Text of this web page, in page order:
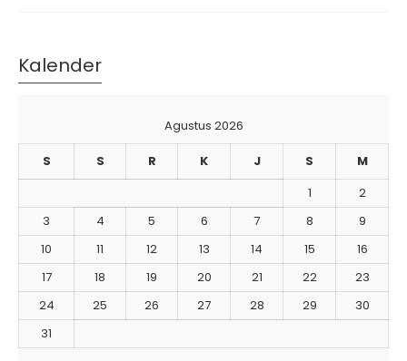
Kalender
Agustus 2026
S S R K J S
M
1
2
3
4 5 6 7 8
9
10
11 12 13 14 15
16
17
18 19 20 21 22
23
24
25 26 27 28 29
30
31